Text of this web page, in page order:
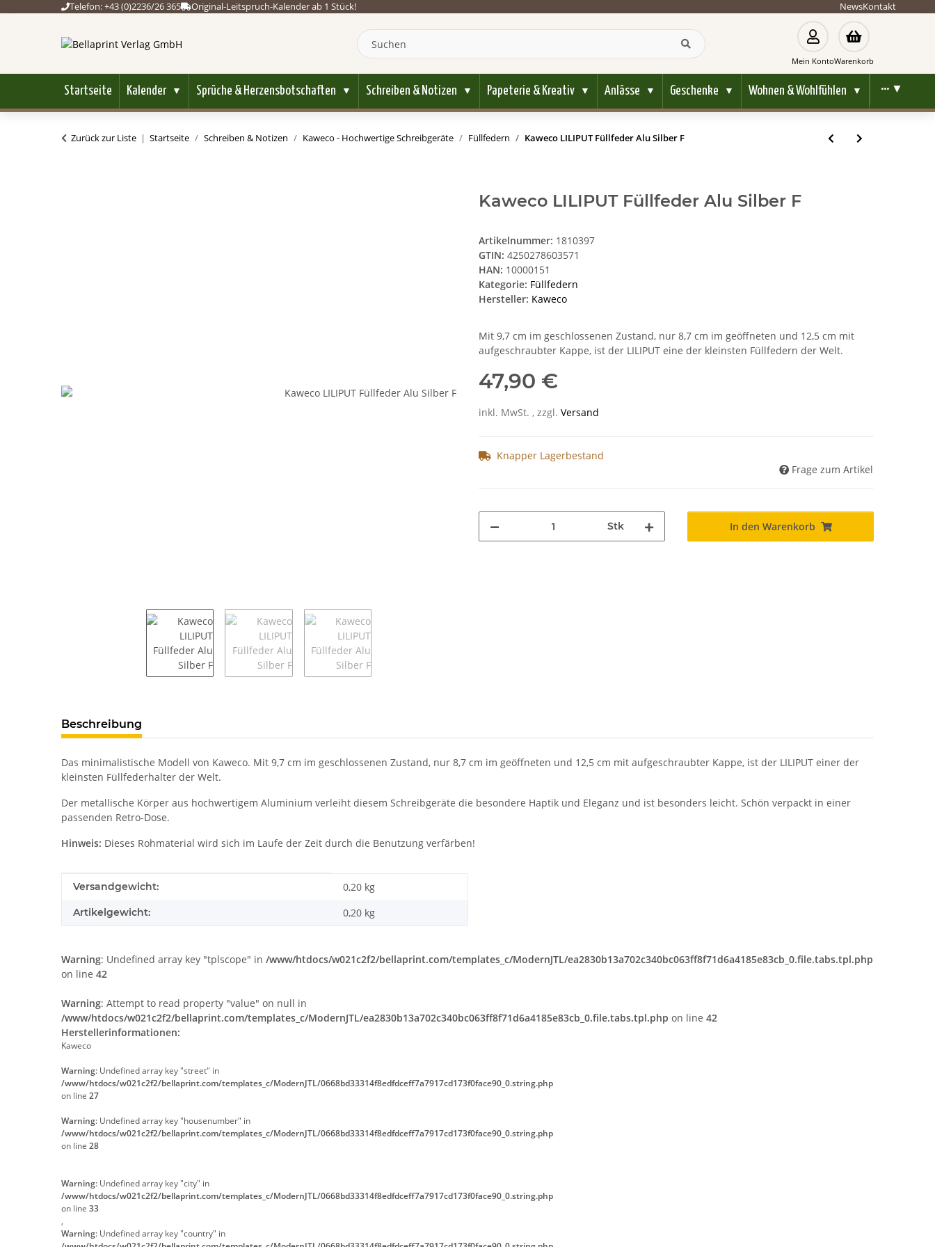
Telefon: +43 (0)2236/26 365 Original-Leitspruch-Kalender ab 1 Stück! NewsKontakt
Mein KontoWarenkorb
Startseite Kalender ▼ Sprüche & Herzensbotschaften ▼ Schreiben & Notizen ▼ Papeterie & Kreativ ▼ Anlässe ▼ Geschenke ▼ Wohnen & Wohlfühlen ▼ ••• ▼
Zurück zur Liste Startseite Schreiben & Notizen Kaweco - Hochwertige Schreibgeräte Füllfedern Kaweco LILIPUT Füllfeder Alu Silber F
Kaweco LILIPUT Füllfeder Alu Silber F
Artikelnummer: 1810397
GTIN: 4250278603571
HAN: 10000151
Kategorie: Füllfedern
Hersteller: Kaweco
Mit 9,7 cm im geschlossenen Zustand, nur 8,7 cm im geöffneten und 12,5 cm mit
aufgeschraubter Kappe, ist der LILIPUT eine der kleinsten Füllfedern der Welt.
47,90 €
inkl. MwSt. , zzgl. Versand
Knapper Lagerbestand
Frage zum Artikel
Stk In den Warenkorb
weitere Registerkarten anzeigen
Beschreibung
Das minimalistische Modell von Kaweco. Mit 9,7 cm im geschlossenen Zustand, nur 8,7 cm im geöffneten und 12,5 cm mit aufgeschraubter Kappe, ist der LILIPUT einer der
kleinsten Füllfederhalter der Welt.
Der metallische Körper aus hochwertigem Aluminium verleiht diesem Schreibgeräte die besondere Haptik und Eleganz und ist besonders leicht. Schön verpackt in einer
passenden Retro-Dose.
Hinweis: Dieses Rohmaterial wird sich im Laufe der Zeit durch die Benutzung verfärben!
Produkteigenschaft
Wert
Versandgewicht: 0,20 kg
Artikelgewicht: 0,20 kg
Warning: Undefined array key "tplscope" in /www/htdocs/w021c2f2/bellaprint.com/templates_c/ModernJTL/ea2830b13a702c340bc063ff8f71d6a4185e83cb_0.file.tabs.tpl.php
on line 42
Warning: Attempt to read property "value" on null in
/www/htdocs/w021c2f2/bellaprint.com/templates_c/ModernJTL/ea2830b13a702c340bc063ff8f71d6a4185e83cb_0.file.tabs.tpl.php on line 42
Herstellerinformationen:
Kaweco
Warning: Undefined array key "street" in
/www/htdocs/w021c2f2/bellaprint.com/templates_c/ModernJTL/0668bd33314f8edfdceff7a7917cd173f0face90_0.string.php
on line 27
Warning: Undefined array key "housenumber" in
/www/htdocs/w021c2f2/bellaprint.com/templates_c/ModernJTL/0668bd33314f8edfdceff7a7917cd173f0face90_0.string.php
on line 28
Warning: Undefined array key "city" in
/www/htdocs/w021c2f2/bellaprint.com/templates_c/ModernJTL/0668bd33314f8edfdceff7a7917cd173f0face90_0.string.php
on line 33
,
Warning: Undefined array key "country" in